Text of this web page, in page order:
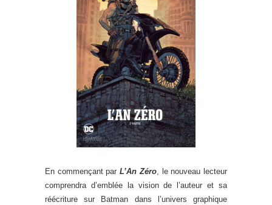
En commençant parL’An Zéro, le nouveau lecteur
comprendra d’emblée la vision de l’auteur et sa
réécriture sur Batman dans l’univers graphique